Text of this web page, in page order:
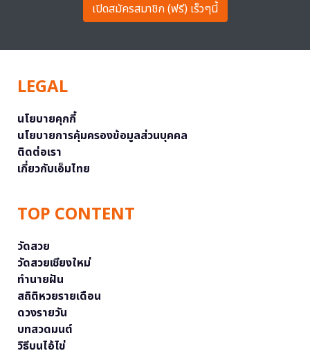
เปิดสมัครสมาชิก (ฟรี) เร็วๆนี้
LEGAL
นโยบายคุกกี้
นโยบายการคุ้มครองข้อมูลส่วนบุคคล
ติดต่อเรา
เกี่ยวกับเอ็มไทย
TOP CONTENT
วัดสวย
วัดสวยเชียงใหม่
ทำนายฝัน
สถิติหวยรายเดือน
ดวงรายวัน
บทสวดมนต์
วิธีบนไอ้ไข่